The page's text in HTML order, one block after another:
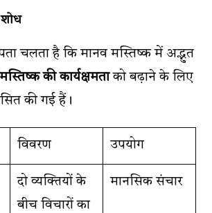
चलता है कि मानव मस्तिष्क में अद्भुत
मस्तिष्क की कार्यक्षमताको बढ़ाने के लिए
की गई हैं।
विवरण उपयोग
दो व्यक्तियों के
बीच विचारों का
मानसिक संचार